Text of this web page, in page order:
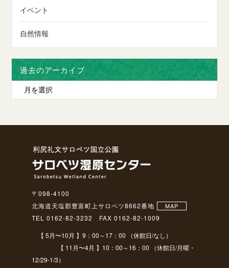
イベント
自然情報
過去のアーカイブ
〒098-4100
北海道天塩郡豊富町上サロベツ8662番地
MAP
TEL 0162-82-3232 FAX 0162-82-1009
【 5月〜10月 】9：00～17：00 （休館日/なし）
【 11月〜4月 】10：00～16：00 （休館日/月曜・
12/29-1/3）